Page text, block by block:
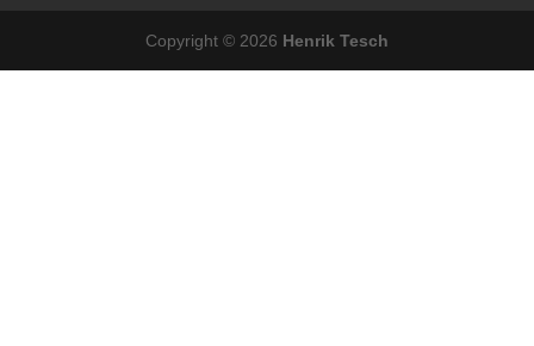
Copyright © 2026 Henrik Tesch